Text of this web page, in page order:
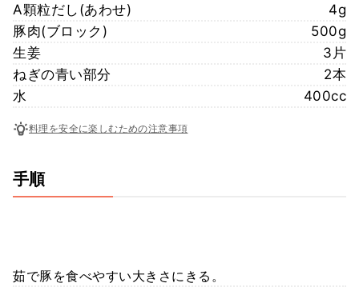
A顆粒だし(あわせ)
4g
豚肉(ブロック)
500g
生姜
3片
ねぎの青い部分
2本
水
400cc
料理を安全に楽しむための注意事項
手順
茹で豚を食べやすい大きさにきる。